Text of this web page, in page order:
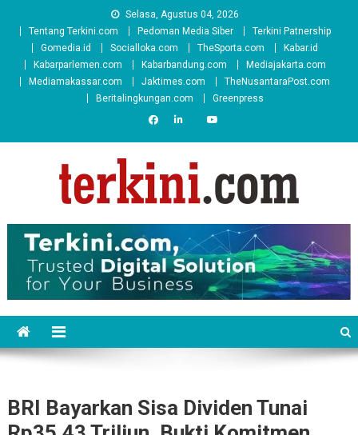
Selasa, Agustus 04, 2026
Tentang Terkini.com
Pedoman Media Siber
Terkini Patnership
Gomedia.id
Socialloka.com TheSporta.com
Kabar.id
Kabarparlemen.com
Kabarbandung.com
Mediajakarta.com
Mediamakassar.com
Jaktimes.com
TheNusantaraPost.com
Beritalingkungan.com
Greenpress
BRI Bayarkan Sisa Dividen Tunai